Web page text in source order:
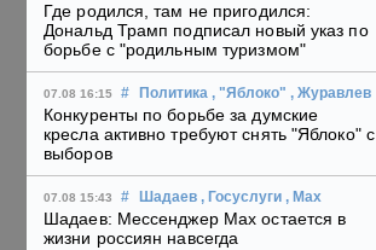
Где родился, там не пригодился:
Дональд Трамп подписал новый указ по
борьбе с "родильным туризмом"
07.08 16:15 # Политика , "Яблоко" , Журавлев
Конкуренты по борьбе за думские
кресла активно требуют снять "Яблоко" с
выборов
07.08 15:43 # Шадаев , Госуслуги , Max
Шадаев: Мессенджер Max остается в
жизни россиян навсегда